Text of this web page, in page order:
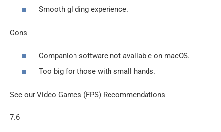
Smooth gliding experience.
Cons
Companion software not available on macOS.
Too big for those with small hands.
See our Video Games (FPS) Recommendations
7.6